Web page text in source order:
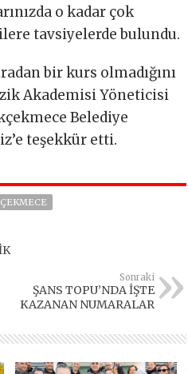
o kadar çok
tavsiyelerde bulundu.
bir kurs olmadığını
Akademisi Yöneticisi
Belediye
teşekkür etti.
Sonraki
ŞANS TOPU’NDA İŞTE
KAZANAN NUMARALAR